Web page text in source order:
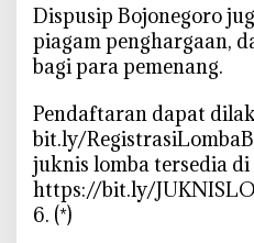
a
e
r
a
h
‎Dispusip Bojonegoro
piagam penghargaan,
bagi para pemenang.
‎Pendaftaran dapat
bit.ly/
juknis lomba tersedia di
https://bit.ly/
6. (*)